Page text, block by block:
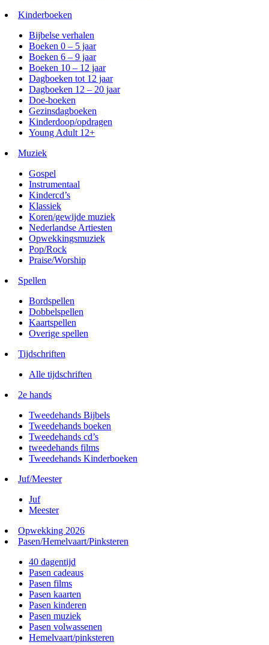
Kinderboeken
Bijbelse verhalen
Boeken 0 – 5 jaar
Boeken 6 – 9 jaar
Boeken 10 – 12 jaar
Dagboeken tot 12 jaar
Dagboeken 12 – 20 jaar
Doe-boeken
Gezinsdagboeken
Kinderdoop/opdragen
Young Adult 12+
Muziek
Gospel
Instrumentaal
Kindercd’s
Klassiek
Koren/gewijde muziek
Nederlandse Artiesten
Opwekkingsmuziek
Pop/Rock
Praise/Worship
Spellen
Bordspellen
Dobbelspellen
Kaartspellen
Overige spellen
Tijdschriften
Alle tijdschriften
2e hands
Tweedehands Bijbels
Tweedehands boeken
Tweedehands cd’s
tweedehands films
Tweedehands Kinderboeken
Juf/Meester
Juf
Meester
Opwekking 2026
Pasen/Hemelvaart/Pinksteren
40 dagentijd
Pasen cadeaus
Pasen films
Pasen kaarten
Pasen kinderen
Pasen muziek
Pasen volwassenen
Hemelvaart/pinksteren